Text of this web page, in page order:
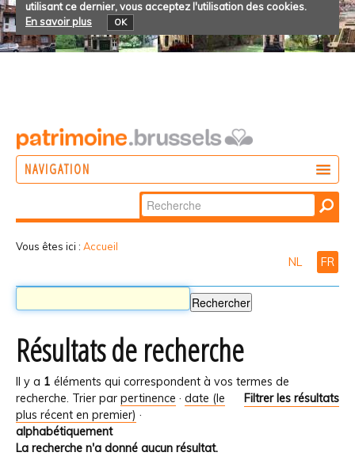
utilisant ce dernier, vous acceptez l'utilisation des cookies.
En savoir plus
OK
NAVIGATION
Chercher par
Recherche
Vous êtes ici : Accueil
NL FR
Résultats de recherche
Il y a 1 éléments qui correspondent à vos termes de
recherche.
Filtrer les résultats
Trier par pertinence · date (le
plus récent en premier) ·
alphabétiquement
La recherche n'a donné aucun résultat.